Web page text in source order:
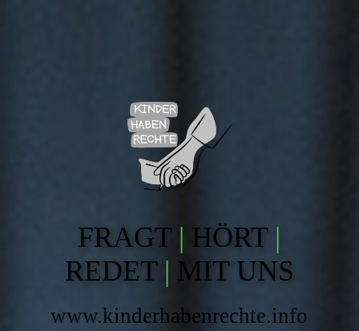
FRAGT | HÖRT |
REDET | MIT UNS
www.kinderhabenrechte.info